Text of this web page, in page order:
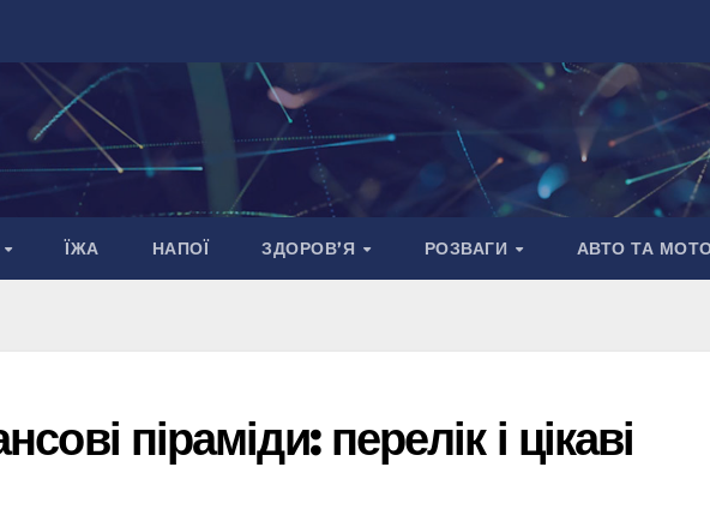
ЇЖА НАПОЇ ЗДОРОВ’Я РОЗВАГИ АВТО ТА
піраміди: перелік і цікаві